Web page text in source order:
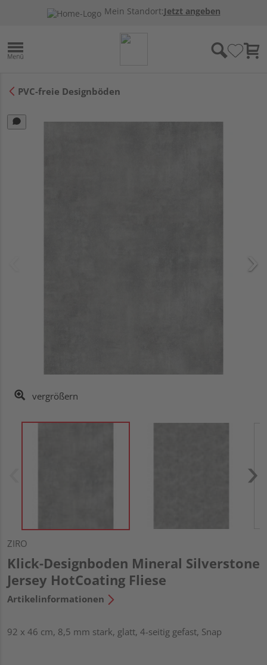
Mein Standort:Jetzt angeben
PVC-freie Designböden
vergrößern
ZIRO
Klick-Designboden Mineral Silverstone
Jersey HotCoating Fliese
Artikelinformationen
92 x 46 cm, 8,5 mm stark, glatt, 4-seitig gefast, Snap